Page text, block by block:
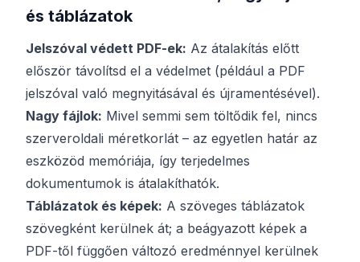
és táblázatok
Jelszóval védett PDF-ek: Az átalakítás előtt
először távolítsd el a védelmet (például a PDF
jelszóval való megnyitásával és újramentésével).
Nagy fájlok: Mivel semmi sem töltődik fel, nincs
szerveroldali méretkorlát – az egyetlen határ az
eszközöd memóriája, így terjedelmes
dokumentumok is átalakíthatók.
Táblázatok és képek: A szöveges táblázatok
szövegként kerülnek át; a beágyazott képek a
PDF-től függően változó eredménnyel kerülnek